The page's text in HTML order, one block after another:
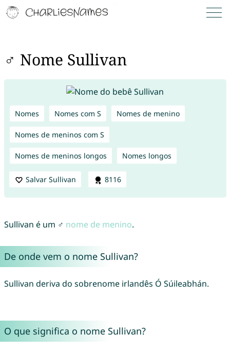
♂ Nome Sullivan
Nomes Nomes com S Nomes de menino
Nomes de meninos com S
Nomes de meninos longos Nomes longos
Salvar Sullivan 8116
Sullivan é um ♂ nome de menino.
De onde vem o nome Sullivan?
Sullivan deriva do sobrenome irlandês Ó Súileabhán.
O que significa o nome Sullivan?